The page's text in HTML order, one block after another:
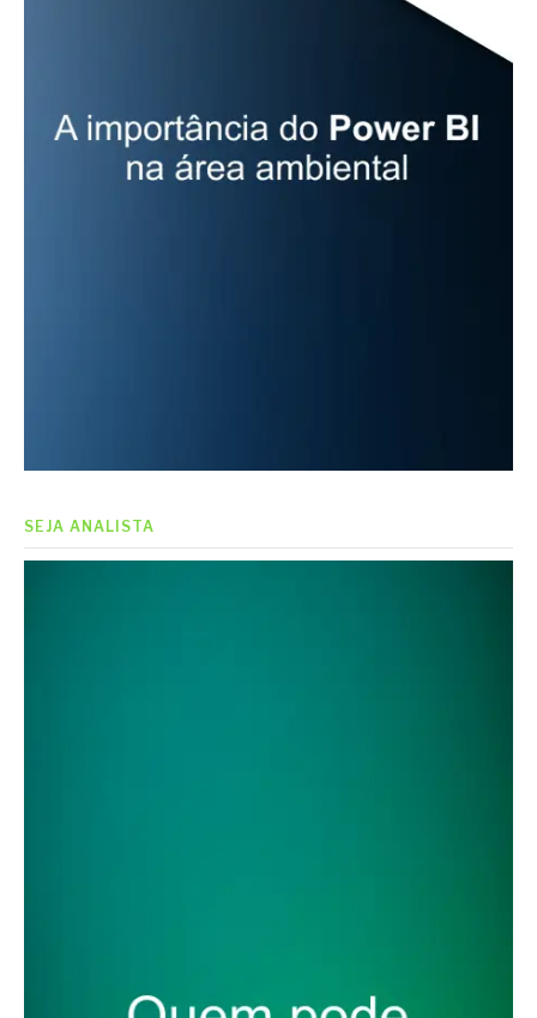
SEJA ANALISTA